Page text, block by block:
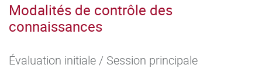
Modalités de contrôle des
connaissances
Évaluation initiale / Session principale